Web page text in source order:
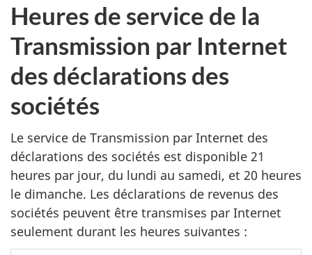
Heures de service de la
Transmission par Internet
des déclarations des
sociétés
Le service de Transmission par Internet des
déclarations des sociétés est disponible 21
heures par jour, du lundi au samedi, et 20 heures
le dimanche. Les déclarations de revenus des
sociétés peuvent être transmises par Internet
seulement durant les heures suivantes :